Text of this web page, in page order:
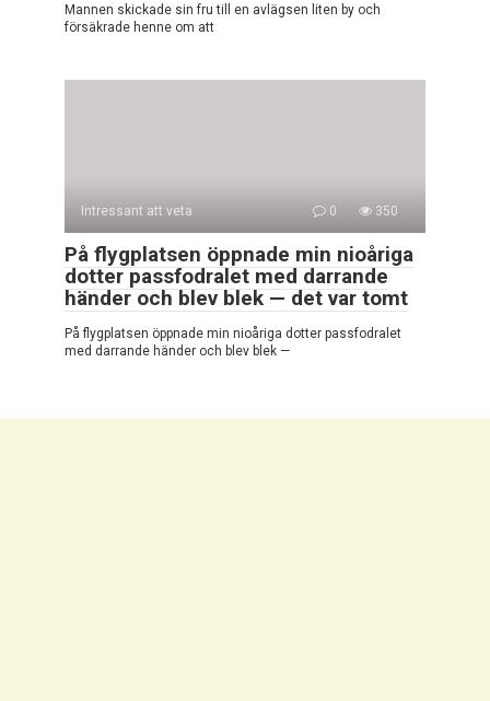
Mannen skickade sin fru till en avlägsen liten by och
försäkrade henne om att
Intressant att veta 0 350
På flygplatsen öppnade min nioåriga
dotter passfodralet med darrande
händer och blev blek — det var tomt
På flygplatsen öppnade min nioåriga dotter passfodralet
med darrande händer och blev blek —